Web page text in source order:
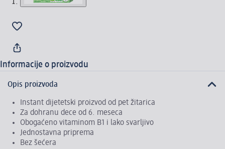
Informacije o proizvodu
Opis proizvoda
Instant dijetetski proizvod od pet žitarica
Za dohranu dece od 6. meseca
Obogaćeno vitaminom B1 i lako svarljivo
Jednostavna priprema
Bez šećera